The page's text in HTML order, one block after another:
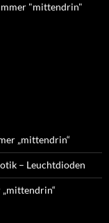
"mittendrin"
„mittendrin“
– Leuchtdioden